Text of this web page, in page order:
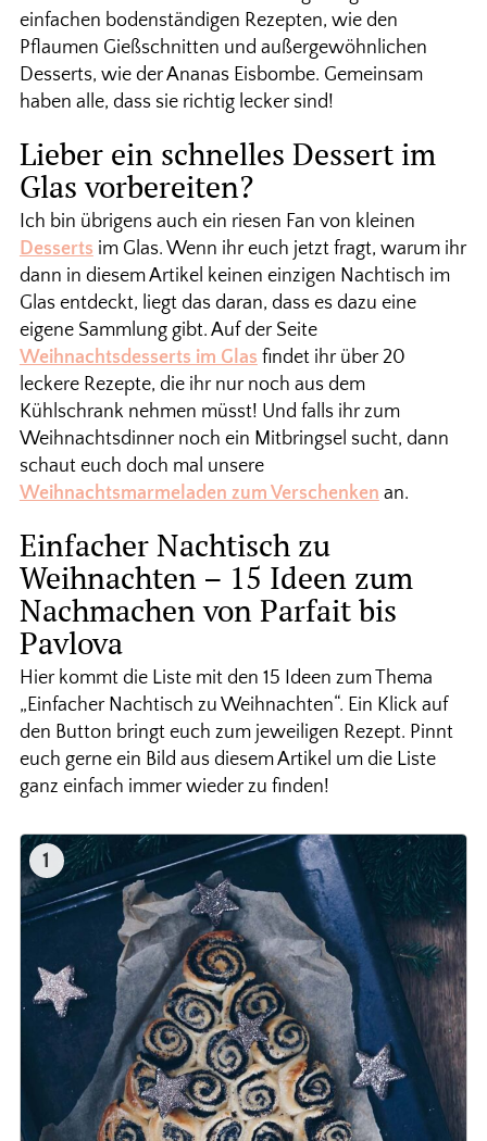
einfachen bodenständigen Rezepten, wie den
Pflaumen Gießschnitten und außergewöhnlichen
Desserts, wie der Ananas Eisbombe. Gemeinsam
haben alle, dass sie richtig lecker sind!
Lieber ein schnelles Dessert im
Glas vorbereiten?
Ich bin übrigens auch ein riesen Fan von kleinen
Desserts im Glas. Wenn ihr euch jetzt fragt, warum ihr
dann in diesem Artikel keinen einzigen Nachtisch im
Glas entdeckt, liegt das daran, dass es dazu eine
eigene Sammlung gibt. Auf der Seite
Weihnachtsdesserts im Glas findet ihr über 20
leckere Rezepte, die ihr nur noch aus dem
Kühlschrank nehmen müsst! Und falls ihr zum
Weihnachtsdinner noch ein Mitbringsel sucht, dann
schaut euch doch mal unsere
Weihnachtsmarmeladen zum Verschenken an.
Einfacher Nachtisch zu
Weihnachten – 15 Ideen zum
Nachmachen von Parfait bis
Pavlova
Hier kommt die Liste mit den 15 Ideen zum Thema
„Einfacher Nachtisch zu Weihnachten“. Ein Klick auf
den Button bringt euch zum jeweiligen Rezept. Pinnt
euch gerne ein Bild aus diesem Artikel um die Liste
ganz einfach immer wieder zu finden!
1